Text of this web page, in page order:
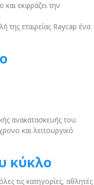
εκφράζει την
της εταιρείας Raycap ένα
ανακατασκευής του.
και λειτουργικό
κύκλο
τις κατηγορίες, αθλητές